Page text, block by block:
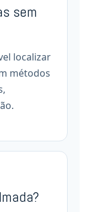
sem
localizar
métodos